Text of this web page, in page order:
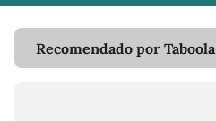
Recomendado por Taboola